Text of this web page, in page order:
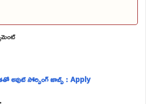
అవుట్ సోర్సింగ్ జాబ్స్ : Apply